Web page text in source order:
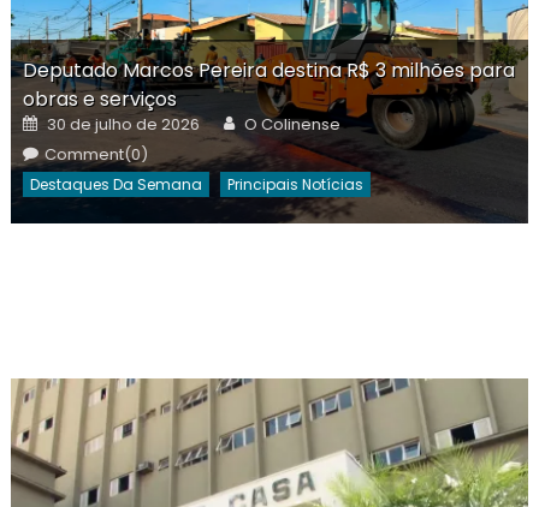
Deputado Marcos Pereira destina R$ 3 milhões para
obras e serviços
Posted
on
30 de julho de 2026 Author
O Colinense
Comment(0)
Destaques Da Semana Principais Notícias